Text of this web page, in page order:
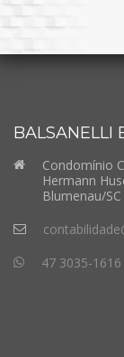
BALSANELLI
Condomínio
Hermann
Blumenau/SC
47 3035-1616